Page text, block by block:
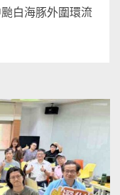
白海豚外圍環流